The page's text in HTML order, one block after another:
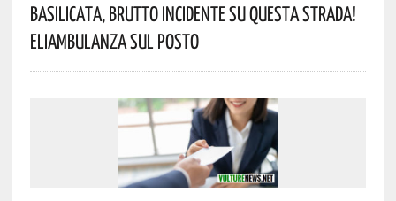
Basilicata, Brutto Incidente Su Questa Strada!
Eliambulanza Sul Posto